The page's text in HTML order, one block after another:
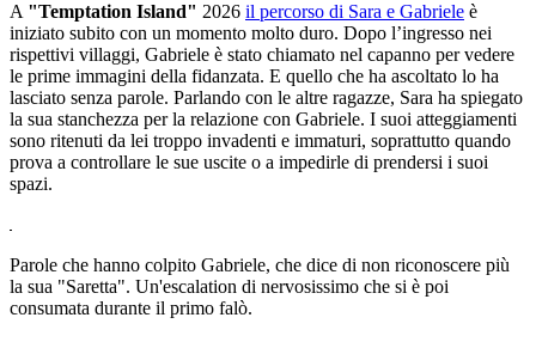
A "Temptation Island" 2026 il percorso di Sara e Gabriele è
iniziato subito con un momento molto duro. Dopo l’ingresso nei
rispettivi villaggi, Gabriele è stato chiamato nel capanno per vedere
le prime immagini della fidanzata. E quello che ha ascoltato lo ha
lasciato senza parole. Parlando con le altre ragazze, Sara ha spiegato
la sua stanchezza per la relazione con Gabriele. I suoi atteggiamenti
sono ritenuti da lei troppo invadenti e immaturi, soprattutto quando
prova a controllare le sue uscite o a impedirle di prendersi i suoi
spazi.
Parole che hanno colpito Gabriele, che dice di non riconoscere più
la sua "Saretta". Un'escalation di nervosissimo che si è poi
consumata durante il primo falò.